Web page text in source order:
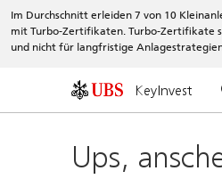
Im Durchschnitt erleiden 7 von 10
mit Turbo-Zertifikaten. Turbo-Zertifikate
und nicht für langfristige
KeyInvest
Ups,